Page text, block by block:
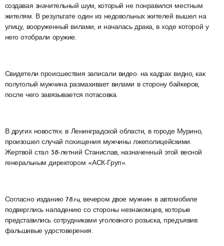
создавая значительный шум, который не понравился местным
жителям. В результате один из недовольных жителей вышел на
улицу, вооруженный вилами, и началась драка, в ходе которой у
него отобрали оружие.
Свидетели происшествия записали видео: на кадрах видно, как
полуголый мужчина размахивает вилами в сторону байкеров,
после чего завязывается потасовка.
В других новостях: в Ленинградской области, в городе Мурино,
произошел случай похищения мужчины лжеполицейскими.
Жертвой стал 38-летний Станислав, назначенный этой весной
генеральным директором «АСК-Груп».
Согласно изданию 78.ru, вечером двое мужчин в автомобиле
подверглись нападению со стороны незнакомцев, которые
представились сотрудниками уголовного розыска, предъявив
фальшивые удостоверения.